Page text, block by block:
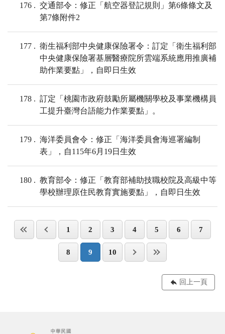
176
交通部令：修正「航空器登記規則」第6條條文及
第7條附件2
177
衛生福利部中央健康保險署令：訂定「衛生福利部
中央健康保險署基層醫療院所雲端系統應用推廣補
助作業要點」，自即日生效
178
訂定「桃園市政府鼓勵所屬機關學校及事業機構員
工提升臺灣台語能力作業要點」。
179
海洋委員會令：修正「海洋委員會海巡署編制
表」，自115年6月19日生效
180
教育部令：修正「教育部補助技職校院及高級中等
學校辦理原住民教育實施要點」，自即日生效
1 2 3 4 5 6 7
8 9 10
回上一頁